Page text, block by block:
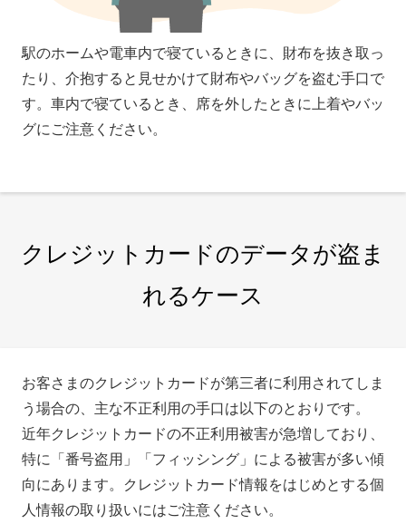
駅のホームや電車内で寝ているときに、財布を抜き取っ
たり、介抱すると見せかけて財布やバッグを盗む手口で
す。車内で寝ているとき、席を外したときに上着やバッ
グにご注意ください。
クレジットカードのデータが盗ま
れるケース
お客さまのクレジットカードが第三者に利用されてしま
う場合の、主な不正利用の手口は以下のとおりです。
近年クレジットカードの不正利用被害が急増しており、
特に「番号盗用」「フィッシング」による被害が多い傾
向にあります。クレジットカード情報をはじめとする個
人情報の取り扱いにはご注意ください。